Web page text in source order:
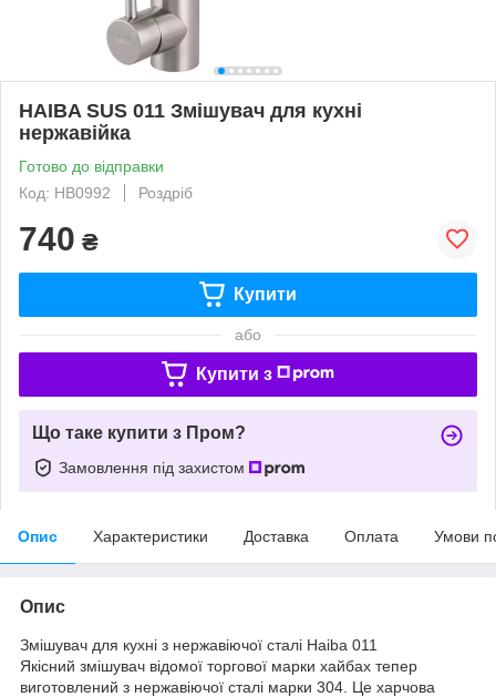
HAIBA SUS 011 Змішувач для кухні
нержавійка
Готово до відправки
Код: HB0992
Роздріб
740 ₴
Купити
або
Купити з
Що таке купити з Пром?
Замовлення під захистом
Опис Характеристики Доставка Оплата Умови
Опис
Змішувач для кухні з нержавіючої сталі Haiba 011
Якісний змішувач відомої торгової марки хайбах тепер
виготовлений з нержавіючої сталі марки 304. Це харчова